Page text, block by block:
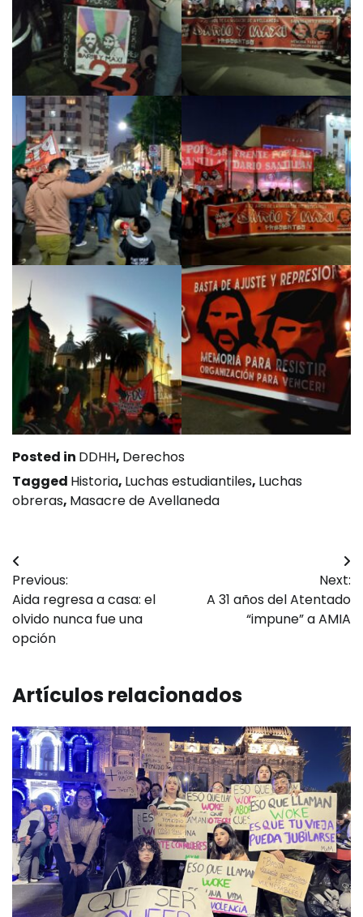
Posted in DDHH, Derechos
Tagged Historia, Luchas estudiantiles, Luchas
obreras, Masacre de Avellaneda
Navegación
de
entradas
Previous:
Aida regresa a casa: el
olvido nunca fue una
opción
Next:
A 31 años del Atentado
“impune” a AMIA
Artículos relacionados